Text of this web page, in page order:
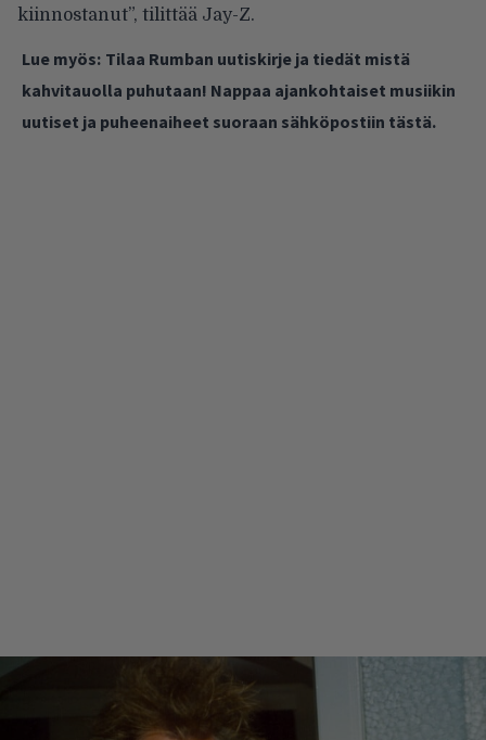
kiinnostanut”, tilittää Jay-Z.
Lue myös: Tilaa Rumban uutiskirje ja tiedät mistä
kahvitauolla puhutaan! Nappaa ajankohtaiset musiikin
uutiset ja puheenaiheet suoraan sähköpostiin tästä.